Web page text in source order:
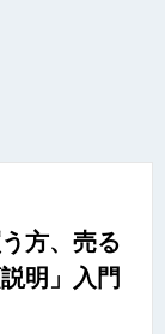
方、売る
明」入門